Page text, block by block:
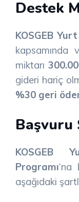
Destek
KOSGEB
kapsamında
miktarı
gideri hariç
%30 geri
Başvuru
KOSGEB
Programı‘na
aşağıdaki